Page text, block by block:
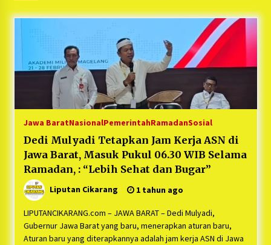
5 bulan ago
PNM Hadir dalam Setiap Langkah Dikha, Penari
Aura Farming yang Viral Ternyata Anak
Nasabah PNM Mekaar
1 tahun ago
Duh Kacau Banget, Karena Kecewa Tak Dapat
Fasilitas yang Sesuai, Para Peserta Retret
Sebelum Waktunya
1 tahun ago
Kartini Penggerak Lingkungan dari Sampah
1 tahun ago
PNM Berangkatkan Ratusan Peserta : Mudik
Aman Sampai Tujuan BUMN 2025
1 tahun ago
Jawa BaratNasionalPemerintahRamadanSosial
Dedi Mulyadi Tetapkan Jam Kerja ASN di
Jawa Barat, Masuk Pukul 06.30 WIB Selama
Ramadan, : “Lebih Sehat dan Bugar”
Liputan Cikarang 1 tahun ago
LIPUTANCIKARANG.com – JAWA BARAT – Dedi Mulyadi,
Gubernur Jawa Barat yang baru, menerapkan aturan baru,
Aturan baru yang diterapkannya adalah jam kerja ASN di Jawa